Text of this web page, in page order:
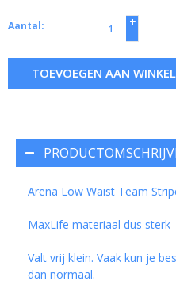
Aantal:
+
-
TOEVOEGEN AAN
Arena Low Waist Team
MaxLife materiaal dus sterk
Valt vrij klein. Vaak kun je
dan normaal.